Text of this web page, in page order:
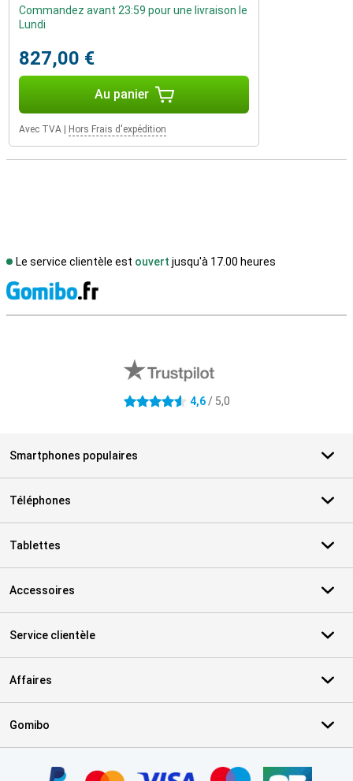
Commandez avant 23:59 pour une livraison le
Lundi
827,00 €
Au panier
Avec TVA Hors Frais d'expédition
Le service clientèle est ouvert jusqu'à 17.00 heures
4.6 étoiles 4,6/ 5,0
Smartphones populaires
Téléphones
Tablettes
Accessoires
Service clientèle
Affaires
Gomibo